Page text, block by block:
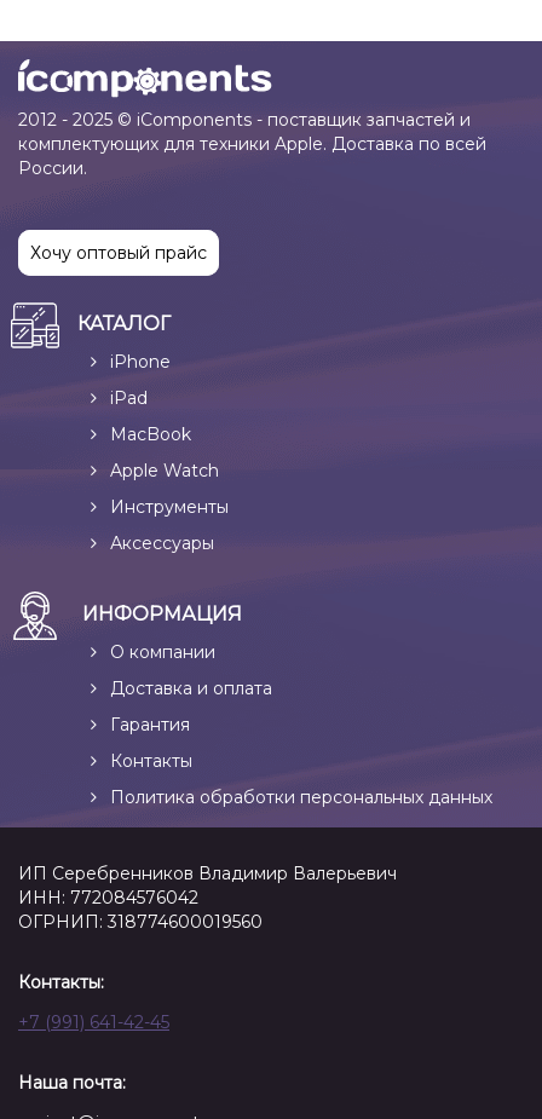
2012 - 2025 © iComponents - поставщик запчастей и
комплектующих для техники Apple. Доставка по всей
России.
Хочу оптовый прайс
КАТАЛОГ
iPhone
iPad
MacBook
Apple Watch
Инструменты
Аксессуары
ИНФОРМАЦИЯ
О компании
Доставка и оплата
Гарантия
Контакты
Политика обработки персональных данных
ИП Серебренников Владимир Валерьевич
ИНН: 772084576042
ОГРНИП: 318774600019560
Контакты:
+7 (991) 641-42-45
Наша почта: